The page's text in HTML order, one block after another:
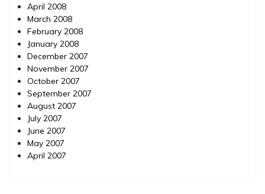
April 2008
March 2008
February 2008
January 2008
December 2007
November 2007
October 2007
September 2007
August 2007
July 2007
June 2007
May 2007
April 2007